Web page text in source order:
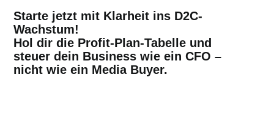
Starte jetzt mit Klarheit ins D2C-
Wachstum!
Hol dir die Profit-Plan-Tabelle und
steuer dein Business wie ein CFO –
nicht wie ein Media Buyer.